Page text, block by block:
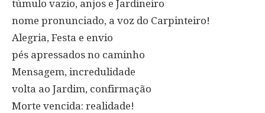
túmulo vazio, anjos e Jardineiro
nome pronunciado, a voz do Carpinteiro!
Alegria, Festa e envio
pés apressados no caminho
Mensagem, incredulidade
volta ao Jardim, confirmação
Morte vencida: realidade!